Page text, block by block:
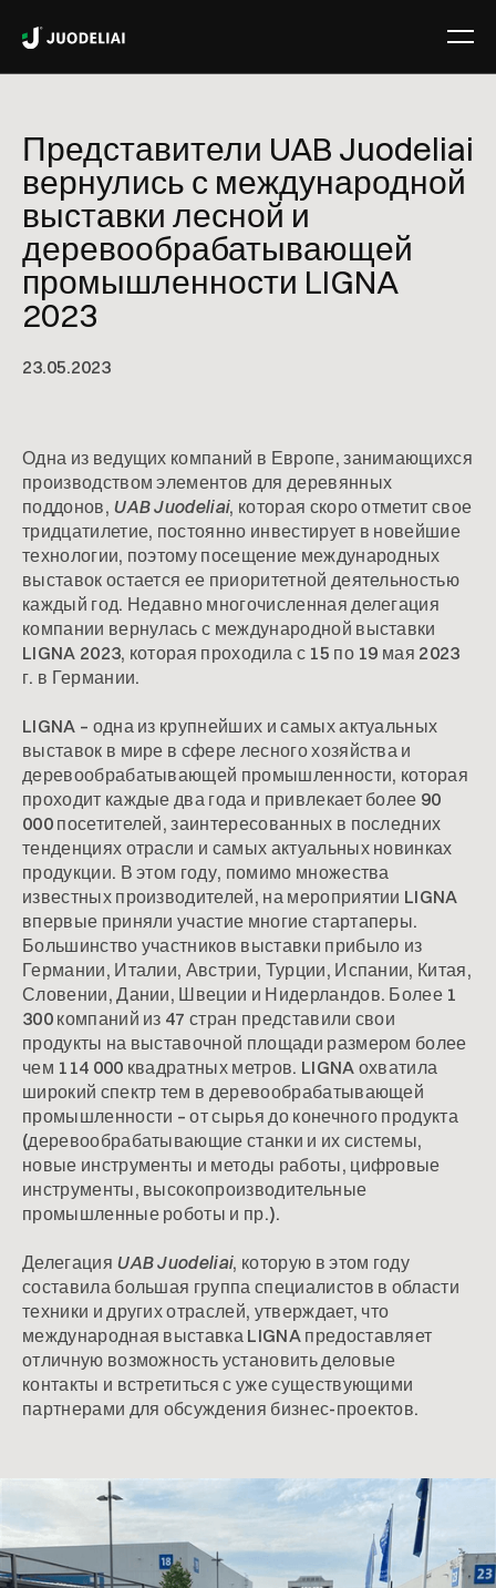
Представители UAB Juodeliai
вернулись с международной
выставки лесной и
деревообрабатывающей
промышленности LIGNA
2023
23.05.2023
Одна из ведущих компаний в Европе, занимающихся
производством элементов для деревянных
поддонов, UAB Juodeliai, которая скоро отметит свое
тридцатилетие, постоянно инвестирует в новейшие
технологии, поэтому посещение международных
выставок остается ее приоритетной деятельностью
каждый год. Недавно многочисленная делегация
компании вернулась с международной выставки
LIGNA 2023, которая проходила с 15 по 19 мая 2023
г. в Германии.
LIGNA – одна из крупнейших и самых актуальных
выставок в мире в сфере лесного хозяйства и
деревообрабатывающей промышленности, которая
проходит каждые два года и привлекает более 90
000 посетителей, заинтересованных в последних
тенденциях отрасли и самых актуальных новинках
продукции. В этом году, помимо множества
известных производителей, на мероприятии LIGNA
впервые приняли участие многие стартаперы.
Большинство участников выставки прибыло из
Германии, Италии, Австрии, Турции, Испании, Китая,
Словении, Дании, Швеции и Нидерландов. Более 1
300 компаний из 47 стран представили свои
продукты на выставочной площади размером более
чем 114 000 квадратных метров. LIGNA охватила
широкий спектр тем в деревообрабатывающей
промышленности – от сырья до конечного продукта
(деревообрабатывающие станки и их системы,
новые инструменты и методы работы, цифровые
инструменты, высокопроизводительные
промышленные роботы и пр.).
Делегация UAB Juodeliai, которую в этом году
составила большая группа специалистов в области
техники и других отраслей, утверждает, что
международная выставка LIGNA предоставляет
отличную возможность установить деловые
контакты и встретиться с уже существующими
партнерами для обсуждения бизнес-проектов.